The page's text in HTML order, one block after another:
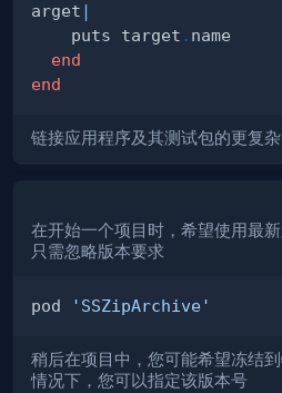
arget |
    puts target
.
end
end
链接应用程序及其测试包的更复
在开始一个项目时，希望使用最
只需忽略版本要求
pod 'SSZipArchive'
稍后在项目中，您可能希望冻结
情况下，您可以指定该版本号